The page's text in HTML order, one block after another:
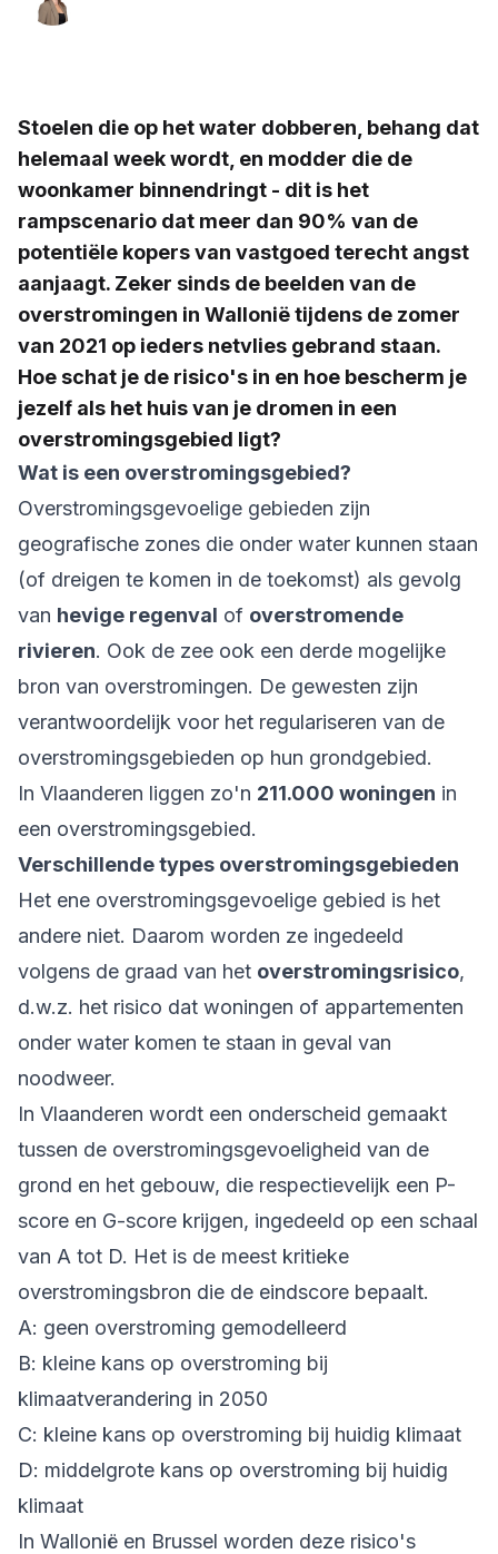
Stoelen die op het water dobberen, behang dat
helemaal week wordt, en modder die de
woonkamer binnendringt - dit is het
rampscenario dat meer dan 90% van de
potentiële kopers van vastgoed terecht angst
aanjaagt. Zeker sinds de beelden van de
overstromingen in Wallonië tijdens de zomer
van 2021 op ieders netvlies gebrand staan.
Hoe schat je de risico's in en hoe bescherm je
jezelf als het huis van je dromen in een
overstromingsgebied ligt?
Wat is een overstromingsgebied?
Overstromingsgevoelige gebieden zijn
geografische zones die onder water kunnen staan
(of dreigen te komen in de toekomst) als gevolg
van hevige regenval of overstromende
rivieren. Ook de zee ook een derde mogelijke
bron van overstromingen. De gewesten zijn
verantwoordelijk voor het regulariseren van de
overstromingsgebieden op hun grondgebied.
In Vlaanderen liggen zo'n 211.000 woningen in
een overstromingsgebied.
Verschillende types overstromingsgebieden
Het ene overstromingsgevoelige gebied is het
andere niet. Daarom worden ze ingedeeld
volgens de graad van het overstromingsrisico,
d.w.z. het risico dat woningen of appartementen
onder water komen te staan in geval van
noodweer.
In Vlaanderen wordt een onderscheid gemaakt
tussen de overstromingsgevoeligheid van de
grond en het gebouw, die respectievelijk een P-
score en G-score krijgen, ingedeeld op een schaal
van A tot D. Het is de meest kritieke
overstromingsbron die de eindscore bepaalt.
A: geen overstroming gemodelleerd
B: kleine kans op overstroming bij
klimaatverandering in 2050
C: kleine kans op overstroming bij huidig klimaat
D: middelgrote kans op overstroming bij huidig
klimaat
In Wallonië en Brussel worden deze risico's